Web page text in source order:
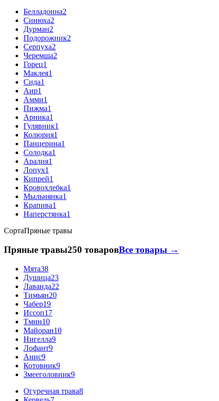
Белладонна2
Синюха2
Дурман2
Подорожник2
Серпуха2
Черемша2
Горец1
Маклея1
Сида1
Аир1
Амми1
Пижма1
Арника1
Гулявник1
Колюрия1
Панцерина1
Солодка1
Аралия1
Лопух1
Кипрей1
Кровохлебка1
Мыльнянка1
Крапива1
Наперстянка1
СортаПряные травы
Пряные травы250 товаровВсе товары →
Мята38
Душица23
Лаванда22
Тимьян20
Чабер19
Иссоп17
Тмин10
Майоран10
Нигелла9
Лофант9
Анис9
Котовник9
Змееголовник9
Огуречная трава8